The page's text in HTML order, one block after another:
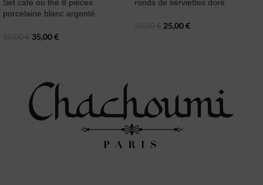
Set café ou thé 8 pièces
porcelaine blanc argenté
35,00€
ronds de serviettes doré
25,00€